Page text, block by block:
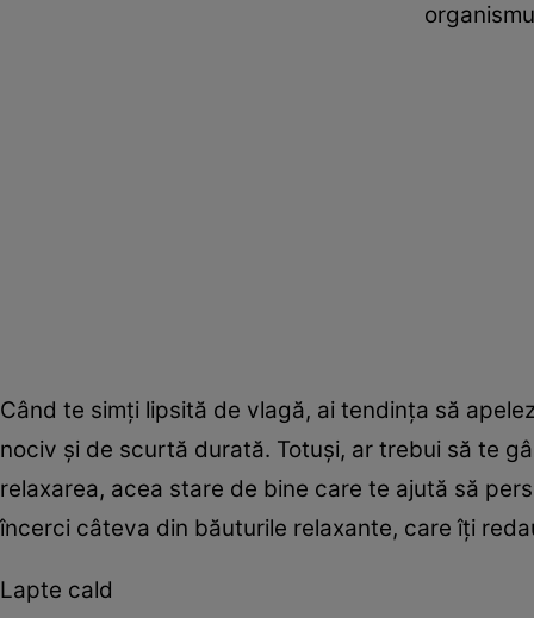
Când te simți lipsită de vlagă, ai tendința să
nociv și de scurtă durată. Totuși, ar trebui să te
relaxarea, acea stare de bine care te ajută să
încerci câteva din băuturile relaxante, care îți
Lapte cald